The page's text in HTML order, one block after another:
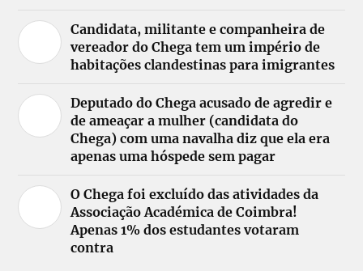
Candidata, militante e companheira de
vereador do Chega tem um império de
habitações clandestinas para imigrantes
Deputado do Chega acusado de agredir e
de ameaçar a mulher (candidata do
Chega) com uma navalha diz que ela era
apenas uma hóspede sem pagar
O Chega foi excluído das atividades da
Associação Académica de Coimbra!
Apenas 1% dos estudantes votaram
contra